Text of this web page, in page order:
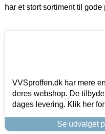
har et stort sortiment til gode
VVSproffen.dk har mere
deres webshop. De
dages levering. Klik her
Se udvalget